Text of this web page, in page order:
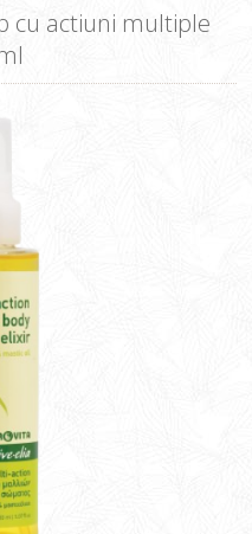
cu actiuni multiple